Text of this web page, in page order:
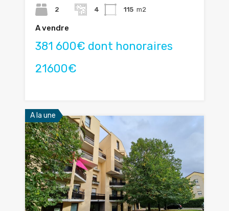
2
4
115 m2
A vendre
381 600€ dont honoraires
21600€
A la une